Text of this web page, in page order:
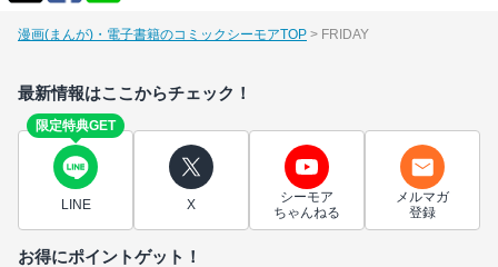
漫画(まんが)・電子書籍のコミックシーモアTOP FRIDAY
最新情報はここからチェック！
限定特典GET
LINE X
シーモア
ちゃんねる
メルマガ
登録
お得にポイントゲット！